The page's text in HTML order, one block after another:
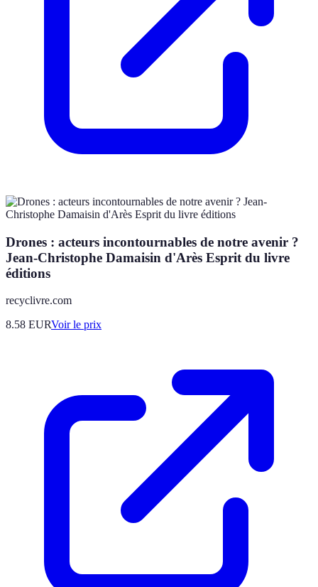
Drones : acteurs incontournables de notre avenir ?
Jean-Christophe Damaisin d'Arès Esprit du livre
éditions
recyclivre.com
8.58 EURVoir le prix